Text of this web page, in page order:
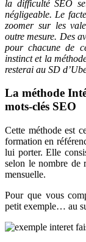
la difficulté SEO
négligeable. Le
zoomer sur les
outre mesure. Des
pour chacune de
instinct et la
resterai au SD
La méthode
mots-clés SEO
Cette méthode est
formation en
lui porter. Elle
selon le nombre de
mensuelle.
Pour que vous
petit exemple… au